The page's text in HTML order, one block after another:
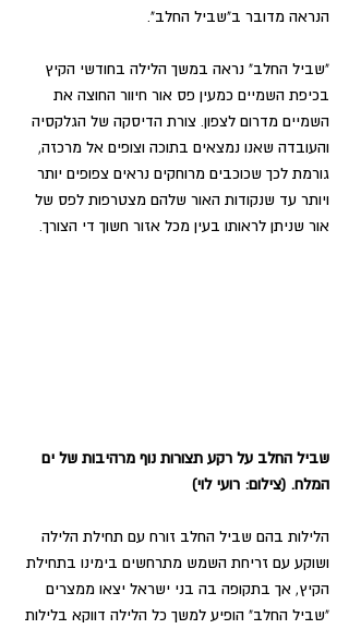
הנראה מדובר ב"שביל החלב".
"שביל החלב" נראה במשך הלילה בחודשי הקיץ
בכיפת השמיים כמעין פס אור חיוור החוצה את
השמיים מדרום לצפון. צורת הדיסקה של הגלקסיה
והעובדה שאנו נמצאים בתוכה וצופים אל מרכזה,
גורמת לכך שכוכבים מרוחקים נראים צפופים יותר
ויותר עד שנקודות האור שלהם מצטרפות לפס של
אור שניתן לראותו בעין מכל אזור חשוך די הצורך.
שביל החלב על רקע תצורות נוף מרהיבות של ים
המלח. (צילום: רועי לוי)
הלילות בהם שביל החלב זורח עם תחילת הלילה
ושוקע עם זריחת השמש מתרחשים בימינו בתחילת
הקיץ, אך בתקופה בה בני ישראל יצאו ממצרים
"שביל החלב" הופיע למשך כל הלילה דווקא בלילות